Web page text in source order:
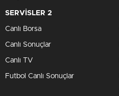
SERVİSLER 2
Canlı Borsa
Canlı Sonuçlar
Canlı TV
Futbol Canlı Sonuçlar